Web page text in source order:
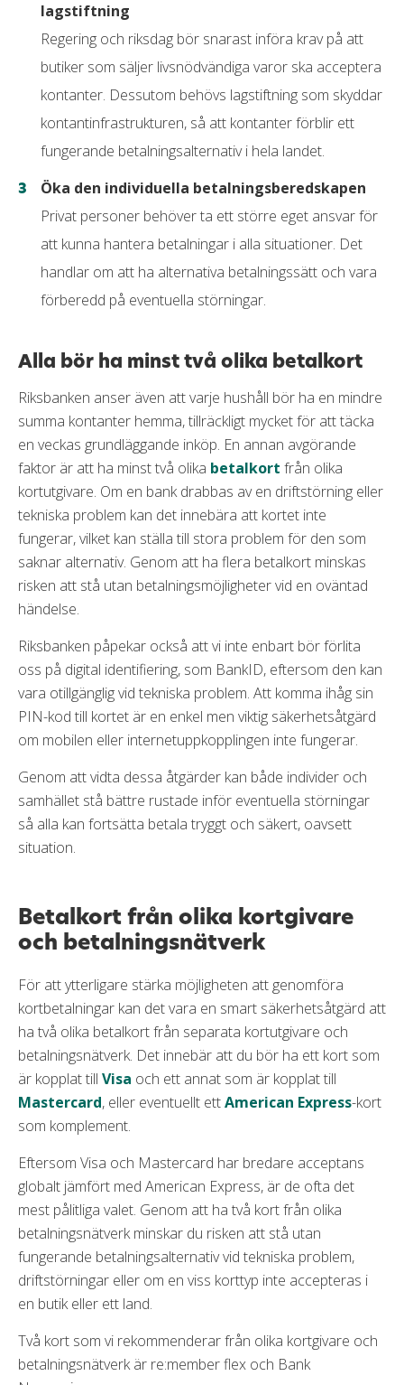
lagstiftning
Regering och riksdag bör snarast införa krav på att
butiker som säljer livsnödvändiga varor ska acceptera
kontanter. Dessutom behövs lagstiftning som skyddar
kontantinfrastrukturen, så att kontanter förblir ett
fungerande betalningsalternativ i hela landet.
Öka den individuella betalningsberedskapen
Privat personer behöver ta ett större eget ansvar för
att kunna hantera betalningar i alla situationer. Det
handlar om att ha alternativa betalningssätt och vara
förberedd på eventuella störningar.
Alla bör ha minst två olika betalkort
Riksbanken anser även att varje hushåll bör ha en mindre
summa kontanter hemma, tillräckligt mycket för att täcka
en veckas grundläggande inköp. En annan avgörande
faktor är att ha minst två olika betalkort från olika
kortutgivare. Om en bank drabbas av en driftstörning eller
tekniska problem kan det innebära att kortet inte
fungerar, vilket kan ställa till stora problem för den som
saknar alternativ. Genom att ha flera betalkort minskas
risken att stå utan betalningsmöjligheter vid en oväntad
händelse.
Riksbanken påpekar också att vi inte enbart bör förlita
oss på digital identifiering, som BankID, eftersom den kan
vara otillgänglig vid tekniska problem. Att komma ihåg sin
PIN-kod till kortet är en enkel men viktig säkerhetsåtgärd
om mobilen eller internetuppkopplingen inte fungerar.
Genom att vidta dessa åtgärder kan både individer och
samhället stå bättre rustade inför eventuella störningar
så alla kan fortsätta betala tryggt och säkert, oavsett
situation.
Betalkort från olika kortgivare
och betalningsnätverk
För att ytterligare stärka möjligheten att genomföra
kortbetalningar kan det vara en smart säkerhetsåtgärd att
ha två olika betalkort från separata kortutgivare och
betalningsnätverk. Det innebär att du bör ha ett kort som
är kopplat till Visa och ett annat som är kopplat till
Mastercard, eller eventuellt ettAmerican Express-kort
som komplement.
Eftersom Visa och Mastercard har bredare acceptans
globalt jämfört med American Express, är de ofta det
mest pålitliga valet. Genom att ha två kort från olika
betalningsnätverk minskar du risken att stå utan
fungerande betalningsalternativ vid tekniska problem,
driftstörningar eller om en viss korttyp inte accepteras i
en butik eller ett land.
Två kort som vi rekommenderar från olika kortgivare och
betalningsnätverk är re:member flex och Bank